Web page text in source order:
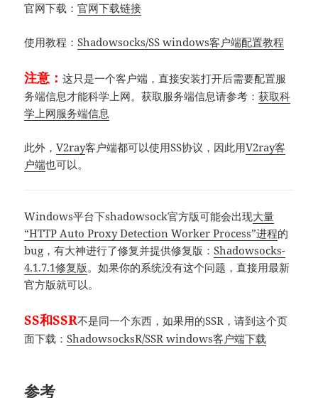
官网下载：官网下载链接
使用教程：Shadowsocks/SS windows客户端配置教程
注意：这只是一个客户端，直接安装打开后需要配置服
务端信息才能科学上网。获取服务端信息请参考：获取科
学上网服务端信息
此外，V2ray客户端都可以使用SS协议，因此用V2ray客
户端也可以。
Windows平台下shadowsock官方版可能会出现大量
“HTTP Auto Proxy Detection Worker Process”进程的
bug，有大神进行了修复并提供修复版：Shadowsocks-
4.1.7.1修复版。如果你的系统没有这个问题，直接用最新
官方版就可以。
SS和SSR不是同一个东西，如果用的SSR，请到这个页
面下载：ShadowsocksR/SSR windows客户端下载
参考